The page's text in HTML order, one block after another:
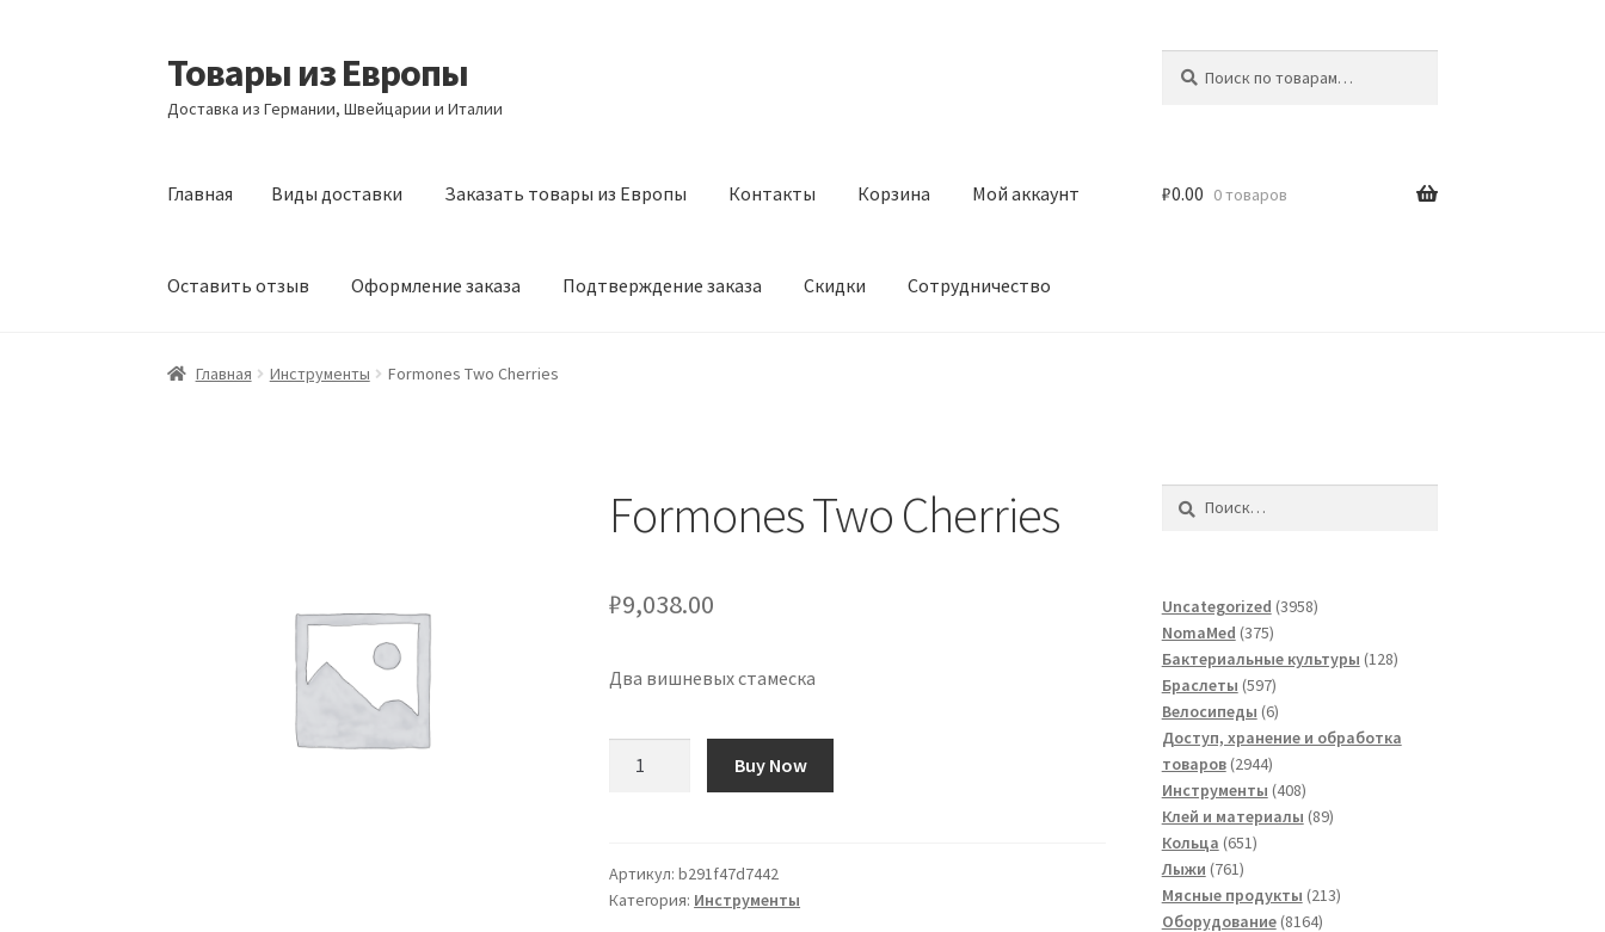
Перейти
к
навигации
Перейти
к
содержимому
Товары из Европы
Доставка из Германии, Швейцарии и Италии
Главная Виды доставки Заказать товары из Европы Контакты Корзина Мой аккаунт
Оставить отзыв Оформление заказа Подтверждение заказа Скидки Сотрудничество
Главная Виды доставки Заказать товары из Европы
₽0.00 0 товаров
Главная Инструменты Formones Two Cherries
Formones Two Cherries
₽9,038.00
Два вишневых стамеска
Cherries
Buy Now
Артикул:b291f47d7442
Категория: Инструменты
Uncategorized 39583958
NomaMed 375375
товаров
Бактериальные культуры 128128
Браслеты 597597
товаров
Велосипеды 66
товаров
Доступ, хранение и обработка
товаров 29442944
товара
Инструменты 408408
товаров
Клей и материалы 8989
Кольца 651651
Лыжи 761761
товар
Мясные продукты 213213
Оборудование 81648164